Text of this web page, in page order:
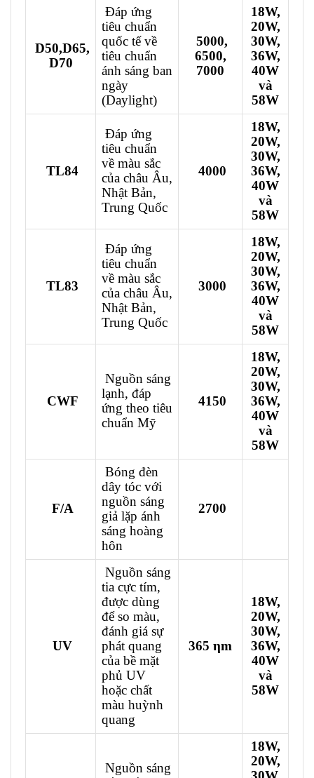
D50,D65,
D70
Đáp ứng
tiêu chuẩn
quốc tế về
tiêu chuẩn
ánh sáng ban
ngày
(Daylight)
5000,
6500,
7000
18W,
20W,
30W,
36W,
40W
và
58W
TL84
Đáp ứng
tiêu chuẩn
về màu sắc
của châu Âu,
Nhật Bản,
Trung Quốc
4000
18W,
20W,
30W,
36W,
40W
và
58W
TL83
Đáp ứng
tiêu chuẩn
về màu sắc
của châu Âu,
Nhật Bản,
Trung Quốc
3000
18W,
20W,
30W,
36W,
40W
và
58W
CWF
Nguồn sáng
lạnh, đáp
ứng theo tiêu
chuẩn Mỹ
4150
18W,
20W,
30W,
36W,
40W
và
58W
F/A
Bóng đèn
dây tóc với
nguồn sáng
giả lặp ánh
sáng hoàng
hôn
2700
UV
Nguồn sáng
tia cực tím,
được dùng
để so màu,
đánh giá sự
phát quang
của bề mặt
phủ UV
hoặc chất
màu huỳnh
quang
365 ηm
18W,
20W,
30W,
36W,
40W
và
58W
Nguồn sáng
18W,
20W,